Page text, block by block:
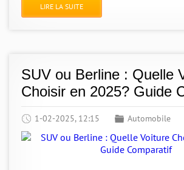
LIRE LA SUITE
SUV ou Berline : Quelle
Choisir en 2025? Guide
1-02-2025, 12:15 Automobile